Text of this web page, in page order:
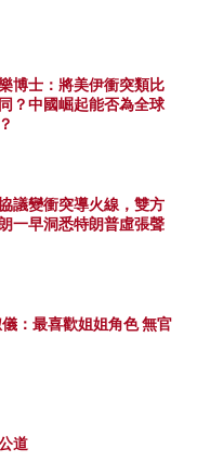
博士：將美伊衝突類比
？中國崛起能否為全球
議變衝突導火線，雙方
一早洞悉特朗普虛張聲
：最喜歡姐姐角色 無官
道